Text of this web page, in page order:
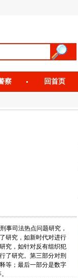
察 回首页
事司法热点问题研究，
研究，如新时代对进行
究，如针对反有组织犯
了研究。第三部分对刑
等；最后一部分是数字